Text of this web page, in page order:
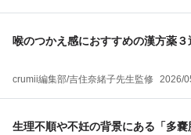
喉のつかえ感におすすめの漢方薬３
crumii編集部/吉住奈緒子先生監修 2026/
生理不順や不妊の背景にある「多